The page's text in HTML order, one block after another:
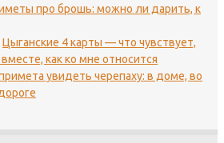
про брошь: можно ли дарить, к
Цыганские 4 карты — что чувствует,
как ко мне относится
увидеть черепаху: в доме, во